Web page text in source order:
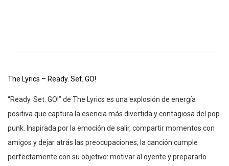
The Lyrics – Ready. Set. GO!
“Ready. Set. GO!” de The Lyrics es una explosión de energía
positiva que captura la esencia más divertida y contagiosa del pop
punk. Inspirada por la emoción de salir, compartir momentos con
amigos y dejar atrás las preocupaciones, la canción cumple
perfectamente con su objetivo: motivar al oyente y prepararlo